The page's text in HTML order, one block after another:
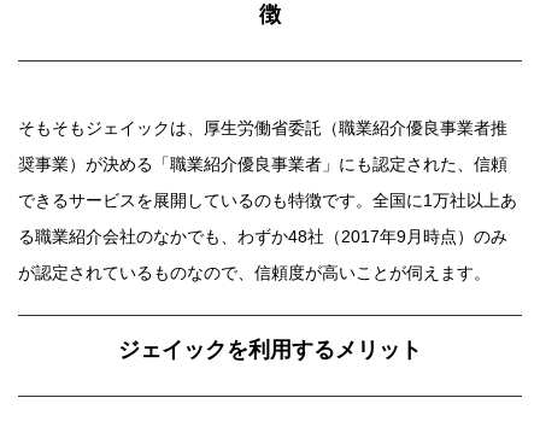
徴
そもそもジェイックは、厚生労働省委託（職業紹介優良事業者推
奨事業）が決める「職業紹介優良事業者」にも認定された、信頼
できるサービスを展開しているのも特徴です。全国に1万社以上あ
る職業紹介会社のなかでも、わずか48社（2017年9月時点）のみ
が認定されているものなので、信頼度が高いことが伺えます。
ジェイックを利用するメリット